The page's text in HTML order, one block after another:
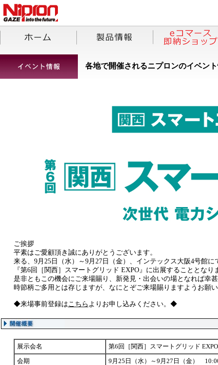
各地で開催されるニプロンのイベン
ご挨拶
平素はご愛顧頂き誠にありがとうございます。
来る、9月25日（水）～9月27日（金）、インテックス大阪4号館に
『第6回［関西］スマートグリッド EXPO』に出展することとな
是非ともこの機会にご来場賜り、新発見・出会いの場となれば幸
時節柄ご多用とは存じますが、なにとぞご来場賜りますようお願
◆来場事前登録はこちら よりお申し込みください。◆
展示会名
第6回［関西］スマートグリッド EXPO
会期
9月25日（水）～9月27日（金）